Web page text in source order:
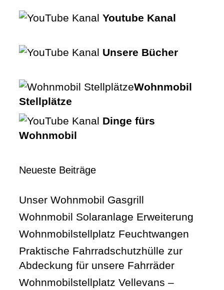
Youtube Kanal
Unsere Bücher
Wohnmobil
Stellplätze
Dinge fürs
Wohnmobil
Neueste Beiträge
Unser Wohnmobil Gasgrill
Wohnmobil Solaranlage Erweiterung
Wohnmobilstellplatz Feuchtwangen
Praktische Fahrradschutzhülle zur
Abdeckung für unsere Fahrräder
Wohnmobilstellplatz Vellevans –